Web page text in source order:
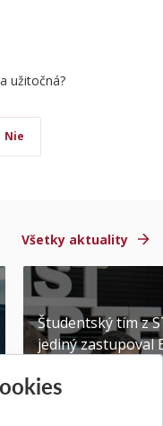
užitočná?
Nie
Všetky aktuality
Študentský tím z
jediný zastupoval
Publikované